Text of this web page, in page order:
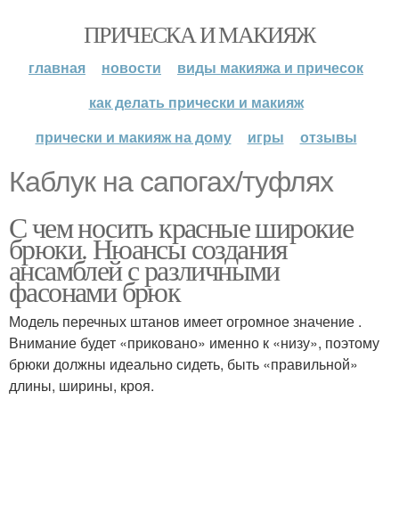
ПРИЧЕСКА И МАКИЯЖ
главная новости
виды макияжа и причесок
как делать прически и макияж
прически и макияж на дому
игры отзывы
Каблук на сапогах/туфлях
С чем носить красные широкие
брюки. Нюансы создания
ансамблей с различными
фасонами брюк
Модель перечных штанов имеет огромное значение .
Внимание будет «приковано» именно к «низу», поэтому
брюки должны идеально сидеть, быть «правильной»
длины, ширины, кроя.